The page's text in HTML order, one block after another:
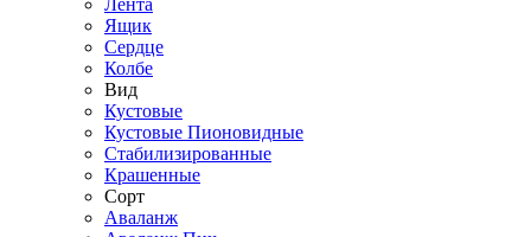
Лента
Ящик
Сердце
Колбе
Вид
Кустовые
Кустовые Пионовидные
Стабилизированные
Крашенные
Сорт
Аваланж